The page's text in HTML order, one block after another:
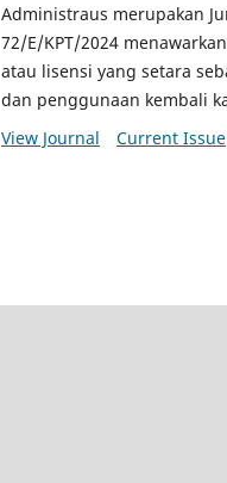
Administraus merupakan
72/E/KPT/2024
atau lisensi yang setara
dan penggunaan kembali
View Journal
Current Issue